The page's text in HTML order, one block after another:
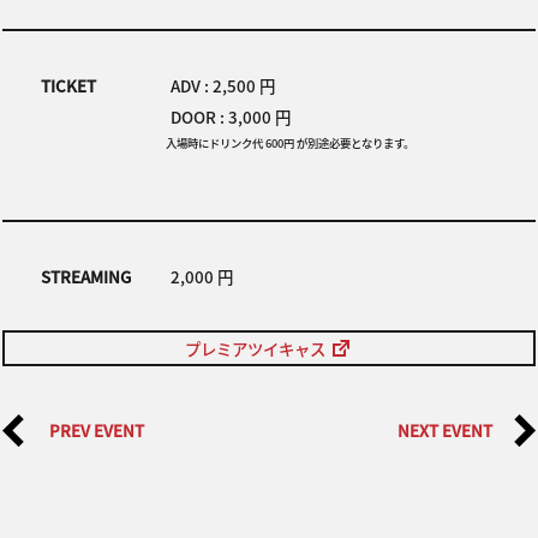
TICKET
ADV : 2,500 円
DOOR : 3,000 円
入場時にドリンク代 600円 が別途必要となります。
STREAMING 2,000 円
プレミアツイキャス
PREV EVENT NEXT EVENT